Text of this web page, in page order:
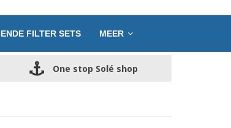
FILTER SETS MEER
One stop Solé shop